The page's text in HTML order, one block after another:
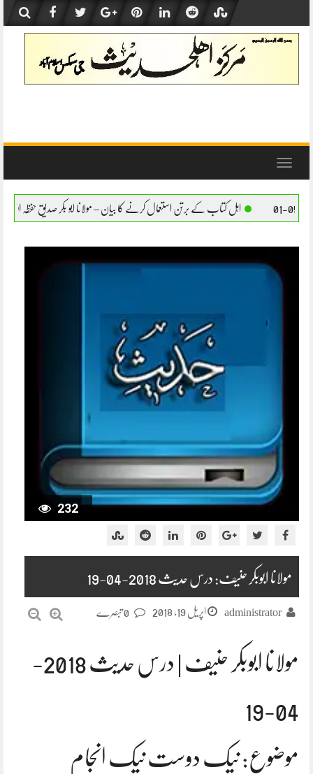
content
Toggle
کے برتن استعمال کرنے کا بیان – مولانا ابو بکر صدیق حفظہ اللہ اہل کتاب کے برتن
232
مولانا ابوبکر حنیف: درس حدیث 2018-04-19
administrator اپریل 19, 2018
مولانا ابوبکر حنیف | درس حدیث 2018-
04-19
موضوع: نیک دوست نیک انجام